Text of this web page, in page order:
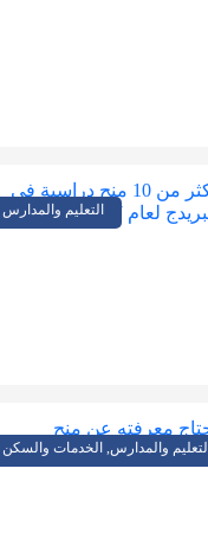
التعليم والمدارس
التعليم والمدارس, الخدمات والسكن